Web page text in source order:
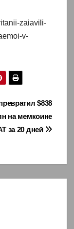
zaiavili-
v-
$838
на мемкоине
за 20 дней